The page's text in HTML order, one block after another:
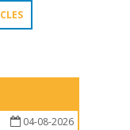
04-08-2026